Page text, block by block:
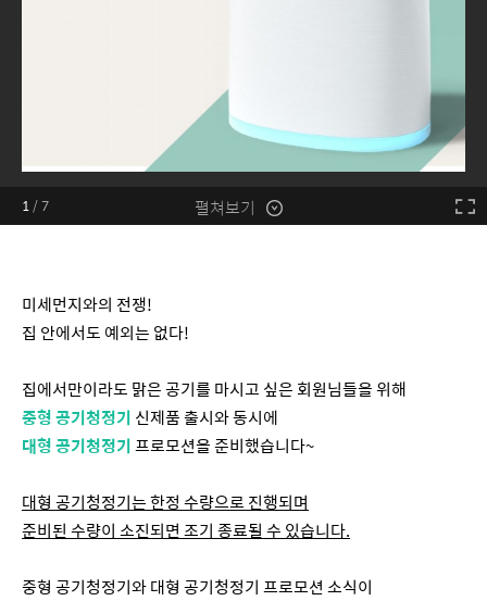
1/7 펼쳐보기
미세먼지와의 전쟁!
집 안에서도 예외는 없다!
집에서만이라도 맑은 공기를 마시고 싶은 회원님들을 위해
중형 공기청정기 신제품 출시와 동시에
대형 공기청정기프로모션을 준비했습니다~
대형 공기청정기는 한정 수량으로 진행되며
준비된 수량이 소진되면 조기 종료될 수 있습니다.
중형 공기청정기와 대형 공기청정기 프로모션 소식이